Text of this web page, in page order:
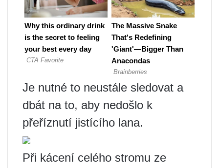
Je nutné to neustále sledovat a
dbát na to, aby nedošlo k
přeříznutí jistícího lana.
Při kácení celého stromu ze